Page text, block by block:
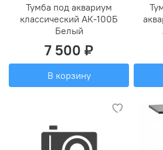
Тумба под аквариум
классический АК-100Б
Белый
7 500 ₽
В корзину